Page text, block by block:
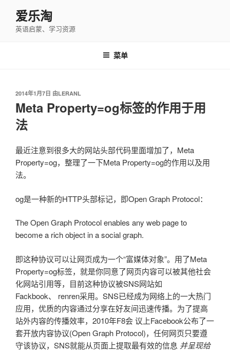
爱乐淘
英语启蒙、学习资源
菜单
发
布
于
2014年1月7日 由LERANL
Meta Property=og标签的作用于用
法
最近注意到很多大的网站头部代码里面增加了，Meta
Property=og，整理了一下Meta Property=og的作用以及用
法。
og是一种新的HTTP头部标记，即Open Graph Protocol：
The Open Graph Protocol enables any web page to
become a rich object in a social graph.
即这种协议可以让网页成为一个“富媒体对象”。用了Meta
Property=og标签，就是你同意了网页内容可以被其他社会
化网站引用等，目前这种协议被SNS网站如
Fackbook、 renren采用。SNS已经成为网络上的一大热门
应用，优质的内容通过分享在好友间迅速传播。为了提高
站外内容的传播效率，2010年F8会 议上Facebook公布了一
套开放内容协议(Open Graph Protocol)，任何网页只要遵
守该协议，SNS就能从页面上提取最有效的信息 并呈现给